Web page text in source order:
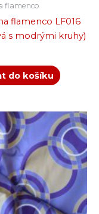
flamenco
flamenco LF016
s modrými kruhy)
do košíku